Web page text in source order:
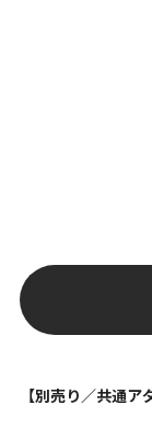
【別売り／共通